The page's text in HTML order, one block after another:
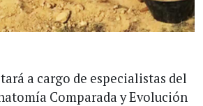
a cargo de especialistas del
Comparada y Evolución